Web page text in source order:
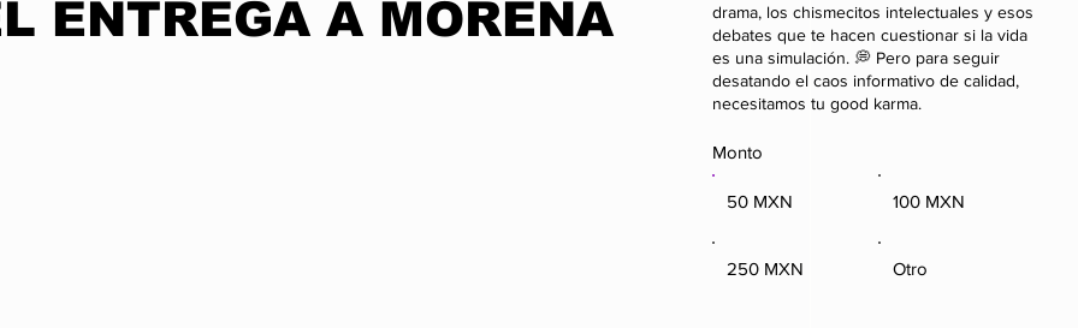
ENTREGA A MORENA
drama, los chismecitos intelectuales y esos
debates que te hacen cuestionar si la vida
es una simulación. 💭 Pero para seguir
desatando el caos informativo de calidad,
necesitamos tu good karma.
Monto
50 MXN 100 MXN
250 MXN Otro